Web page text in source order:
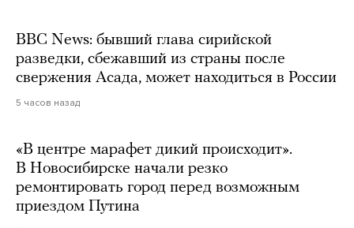
BBC News: бывший глава сирийской
разведки, сбежавший из страны после
свержения Асада, может находиться в России
5 часов назад
«В центре марафет дикий происходит».
В Новосибирске начали резко
ремонтировать город перед возможным
приездом Путина